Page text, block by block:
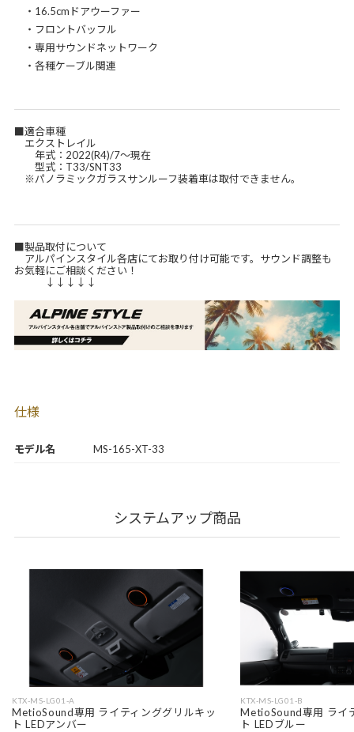
モデル名 MS-165-XT-33
・16.5cmドアウーファー
・フロントバッフル
・専用サウンドネットワーク
・各種ケーブル関連
■適合車種
エクストレイル
年式：2022(R4)/7～現在
型式：T33/SNT33
※パノラミックガラスサンルーフ装着車は取付できません。
■製品取付について
アルパインスタイル各店にてお取り付け可能です。サウンド調整も
お気軽にご相談ください！
↓↓↓↓↓
仕様
システムアップ商品
KTX-MS-LG01-A
MetioSound専用 ライティンググリルキッ
ト LEDアンバー
KTX-MS-LG01-B
MetioSound専用 ライ
ト LEDブルー